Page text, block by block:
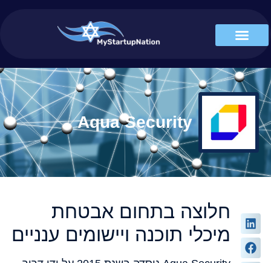
Aqua Security
חלוצה בתחום אבטחת
מיכלי תוכנה ויישומים ענניים